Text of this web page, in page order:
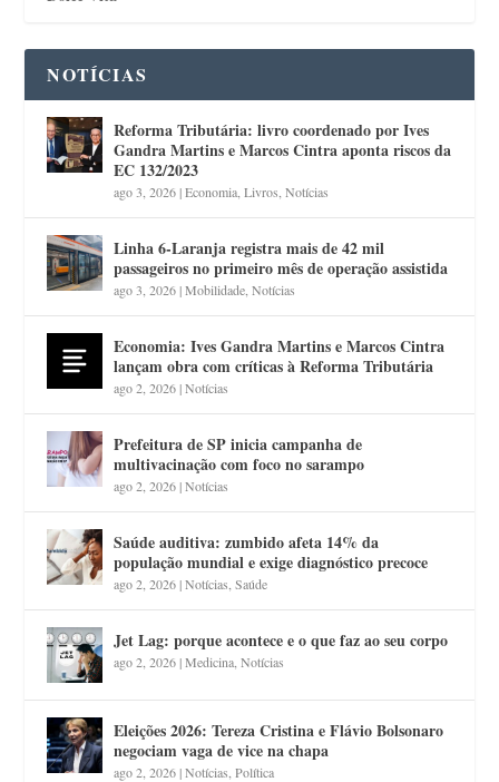
NOTÍCIAS
Reforma Tributária: livro coordenado por Ives
Gandra Martins e Marcos Cintra aponta riscos da
EC 132/2023
ago 3, 2026|Economia ,Livros ,Notícias
Linha 6-Laranja registra mais de 42 mil
passageiros no primeiro mês de operação assistida
ago 3, 2026|Mobilidade ,Notícias
Economia: Ives Gandra Martins e Marcos Cintra
lançam obra com críticas à Reforma Tributária
ago 2, 2026|Notícias
Prefeitura de SP inicia campanha de
multivacinação com foco no sarampo
ago 2, 2026|Notícias
Saúde auditiva: zumbido afeta 14% da
população mundial e exige diagnóstico precoce
ago 2, 2026|Notícias ,Saúde
Jet Lag: porque acontece e o que faz ao seu corpo
ago 2, 2026|Medicina ,Notícias
Eleições 2026: Tereza Cristina e Flávio Bolsonaro
negociam vaga de vice na chapa
ago 2, 2026|Notícias ,Política